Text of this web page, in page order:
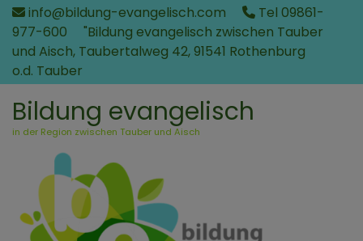
Direkt
zum
Inhalt
info@bildung-evangelisch.com
Tel 09861-
977-600
"Bildung evangelisch zwischen Tauber
und Aisch, Taubertalweg 42, 91541 Rothenburg
o.d. Tauber
Bildung evangelisch
in der Region zwischen Tauber und Aisch